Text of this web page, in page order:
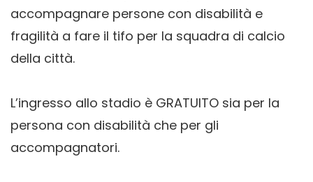
accompagnare persone con disabilità e
fragilità a fare il tifo per la squadra di calcio
della città.
L’ingresso allo stadio è GRATUITO sia per la
persona con disabilità che per gli
accompagnatori.